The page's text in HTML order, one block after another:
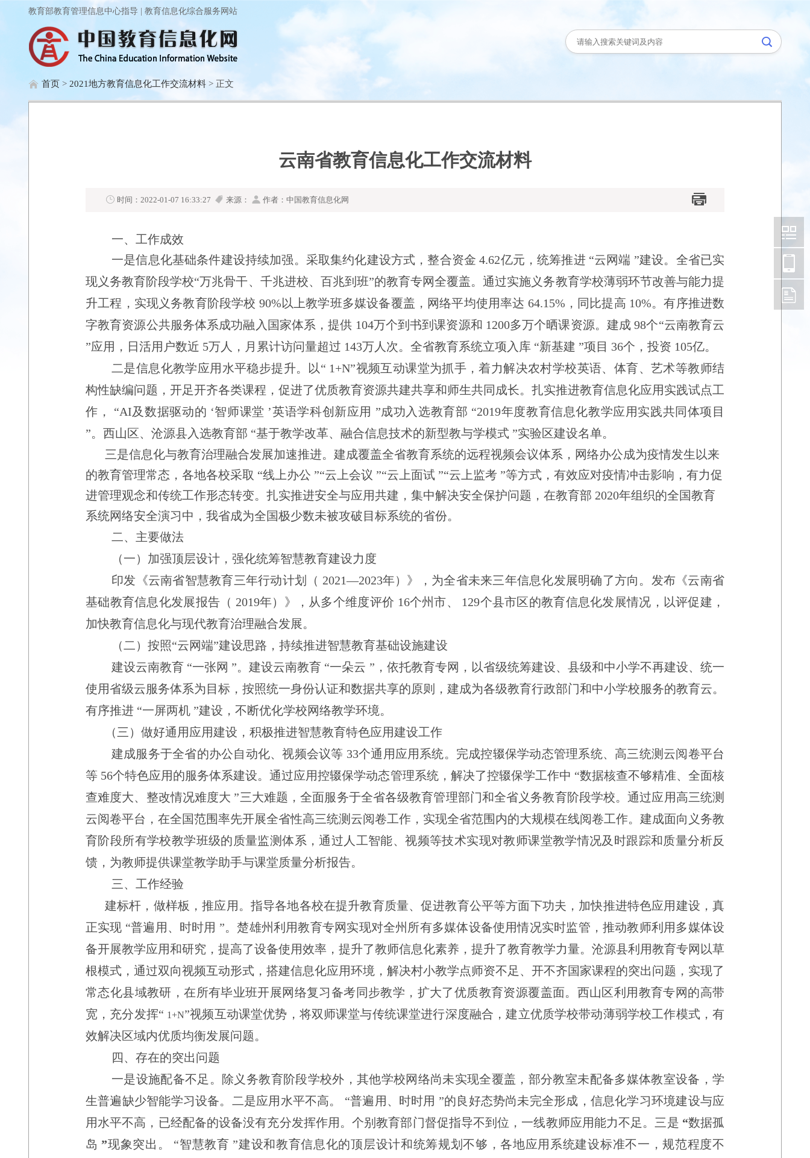
教育部教育管理信息中心指导 | 教育信息化综合服务网站
首页 > 2021地方教育信息化工作交流材料 > 正文
云南省教育信息化工作交流材料
时间：2022-01-07 16:33:27 来源： 作者：中国教育信息化网
一、工作成效
一是信息化基础条件建设持续加强。采取集约化建设方式，整合资金 4.62亿元，统筹推进 “云网端 ”建设。全省已实
现义务教育阶段学校“万兆骨干、千兆进校、百兆到班”的教育专网全覆盖。通过实施义务教育学校薄弱环节改善与能力提
升工程，实现义务教育阶段学校 90%以上教学班多媒设备覆盖，网络平均使用率达 64.15% ，同比提高 10%。有序推进数
字教育资源公共服务体系成功融入国家体系，提供 104万个到书到课资源和 1200多万个晒课资源。建成 98个“云南教育云
”应用，日活用户数近 5万人，月累计访问量超过 143万人次。全省教育系统立项入库 “新基建 ”项目 36个，投资 105亿。
二是信息化教学应用水平稳步提升。以“ 1+N”视频互动课堂为抓手，着力解决农村学校英语、体育、艺术等教师结
构性缺编问题，开足开齐各类课程，促进了优质教育资源共建共享和师生共同成长。扎实推进教育信息化应用实践试点工
作，
“AI及数据驱动的 ‘智师课堂 ’英语学科创新应用 ”成功入选教育部 “2019年度教育信息化教学应用实践共同体项目
”。西山区、沧源县入选教育部 “基于教学改革、融合信息技术的新型教与学模式 ”实验区建设名单。
三是信息化与教育治理融合发展加速推进。建成覆盖全省教育系统的远程视频会议体系，网络办公成为疫情发生以来
的教育管理常态，各地各校采取 “线上办公 ”“云上会议 ”“云上面试 ”“云上监考 ”等方式，有效应对疫情冲击影响，有力促
进管理观念和传统工作形态转变。扎实推进安全与应用共建，集中解决安全保护问题，在教育部 2020年组织的全国教育
系统网络安全演习中，我省成为全国极少数未被攻破目标系统的省份。
二、主要做法
（一）加强顶层设计，强化统筹智慧教育建设力度
印发《云南省智慧教育三年行动计划（ 2021—2023年）》，为全省未来三年信息化发展明确了方向。发布《云南省
基础教育信息化发展报告（ 2019年）》，从多个维度评价 16个州市、 129个县市区的教育信息化发展情况，以评促建，
加快教育信息化与现代教育治理融合发展。
（二）按照“云网端”建设思路，持续推进智慧教育基础设施建设
建设云南教育 “一张网 ”。建设云南教育 “一朵云 ” ，依托教育专网，以省级统筹建设、县级和中小学不再建设、统一
使用省级云服务体系为目标，按照统一身份认证和数据共享的原则，建成为各级教育行政部门和中小学校服务的教育云。
有序推进 “一屏两机 ”建设，不断优化学校网络教学环境。
（三）做好通用应用建设，积极推进智慧教育特色应用建设工作
建成服务于全省的办公自动化、视频会议等 33个通用应用系统。完成控辍保学动态管理系统、高三统测云阅卷平台
等 56个特色应用的服务体系建设。通过应用控辍保学动态管理系统，解决了控辍保学工作中 “数据核查不够精准、全面核
查难度大、整改情况难度大 ”三大难题，全面服务于全省各级教育管理部门和全省义务教育阶段学校。通过应用高三统测
云阅卷平台，在全国范围率先开展全省性高三统测云阅卷工作，实现全省范围内的大规模在线阅卷工作。建成面向义务教
育阶段所有学校教学班级的质量监测体系，通过人工智能、视频等技术实现对教师课堂教学情况及时跟踪和质量分析反
馈，为教师提供课堂教学助手与课堂质量分析报告。
三、工作经验
建标杆，做样板，推应用。指导各地各校在提升教育质量、促进教育公平等方面下功夫，加快推进特色应用建设，真
正实现 “普遍用、时时用 ”。楚雄州利用教育专网实现对全州所有多媒体设备使用情况实时监管，推动教师利用多媒体设
备开展教学应用和研究，提高了设备使用效率，提升了教师信息化素养，提升了教育教学力量。沧源县利用教育专网以草
根模式，通过双向视频互动形式，搭建信息化应用环境，解决村小教学点师资不足、开不齐国家课程的突出问题，实现了
常态化县域教研，在所有毕业班开展网络复习备考同步教学，扩大了优质教育资源覆盖面。西山区利用教育专网的高带
宽，充分发挥“ 1+N”视频互动课堂优势，将双师课堂与传统课堂进行深度融合，建立优质学校带动薄弱学校工作模式，有
效解决区域内优质均衡发展问题。
四、存在的突出问题
一是设施配备不足。除义务教育阶段学校外，其他学校网络尚未实现全覆盖，部分教室未配备多媒体教室设备，学
生普遍缺少智能学习设备。二是应用水平不高。
“普遍用、时时用 ”的良好态势尚未完全形成，信息化学习环境建设与应
用水平不高，已经配备的设备没有充分发挥作用。个别教育部门督促指导不到位，一线教师应用能力不足。三是 “数据孤
岛 ”现象突出。 “智慧教育 ”建设和教育信息化的顶层设计和统筹规划不够，各地应用系统建设标准不一，规范程度不